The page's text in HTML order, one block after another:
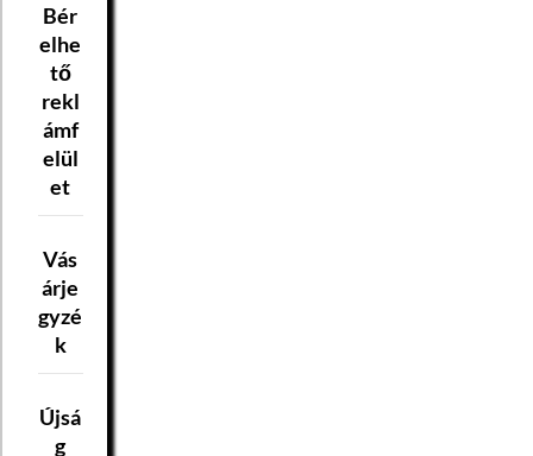
Bér
elhe
tő
rekl
ámf
elül
et
Vás
árje
gyzé
k
Újsá
g